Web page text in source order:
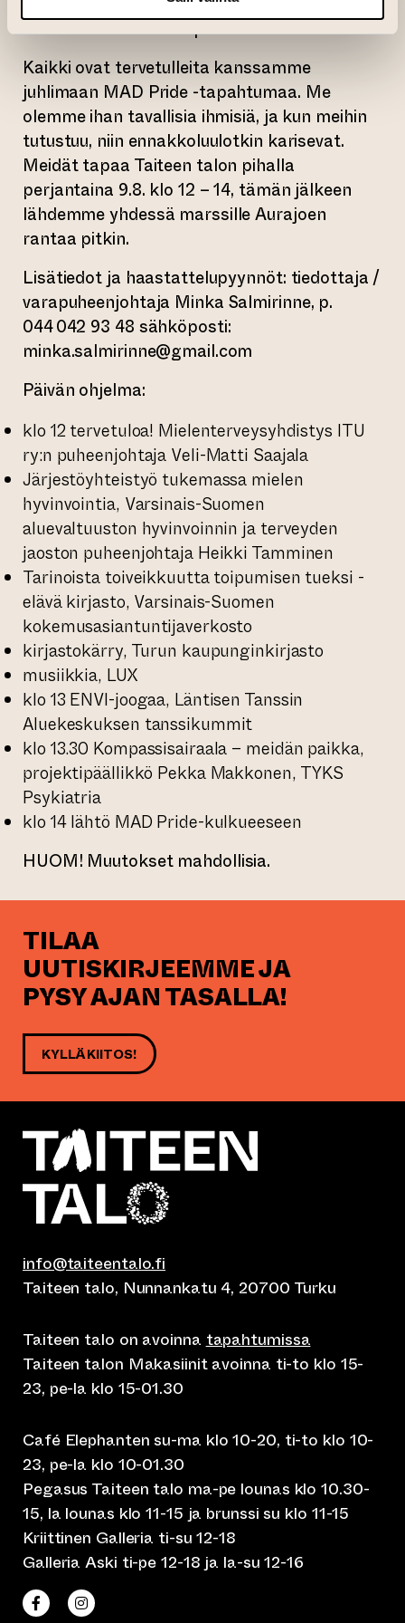
– Tarinoista toivoa toipumiseen.
Kaikki ovat tervetulleita kanssamme
juhlimaan MAD Pride -tapahtumaa. Me
olemme ihan tavallisia ihmisiä, ja kun meihin
tutustuu, niin ennakkoluulotkin karisevat.
Meidät tapaa Taiteen talon pihalla
perjantaina 9.8. klo 12 – 14, tämän jälkeen
lähdemme yhdessä marssille Aurajoen
rantaa pitkin.
Lisätiedot ja haastattelupyynnöt: tiedottaja /
varapuheenjohtaja Minka Salmirinne, p.
044 042 93 48 sähköposti:
minka.salmirinne@gmail.com
Päivän ohjelma:
klo 12 tervetuloa! Mielenterveysyhdistys ITU
ry:n puheenjohtaja Veli-Matti Saajala
Järjestöyhteistyö tukemassa mielen
hyvinvointia, Varsinais-Suomen
aluevaltuuston hyvinvoinnin ja terveyden
jaoston puheenjohtaja Heikki Tamminen
Tarinoista toiveikkuutta toipumisen tueksi -
elävä kirjasto, Varsinais-Suomen
kokemusasiantuntijaverkosto
kirjastokärry, Turun kaupunginkirjasto
musiikkia, LUX
klo 13 ENVI-joogaa, Läntisen Tanssin
Aluekeskuksen tanssikummit
klo 13.30 Kompassisairaala – meidän paikka,
projektipäällikkö Pekka Makkonen, TYKS
Psykiatria
klo 14 lähtö MAD Pride-kulkueeseen
HUOM! Muutokset mahdollisia.
TILAA
UUTISKIRJEEMME JA
PYSY AJAN TASALLA!
KYLLÄ KIITOS!
info@taiteentalo.fi
Taiteen talo, Nunnankatu 4, 20700 Turku
Taiteen talo on avoinnatapahtumissa
Taiteen talon Makasiinit avoinna ti-to klo 15-
23, pe-la klo 15-01.30
Café Elephanten su-ma klo 10-20, ti-to klo 10-
23, pe-la klo 10-01.30
Pegasus Taiteen talo ma-pe lounas klo 10.30-
15, la lounas klo 11-15 ja brunssi su klo 11-15
Kriittinen Galleria ti-su 12-18
Galleria Aski ti-pe 12-18 ja la-su 12-16
Taiteen talo Facebookissa
(siirtyy toiseen verkkopalveluun)
Taiteen talo Instagramissa
(siirtyy toiseen verkkopalveluun)